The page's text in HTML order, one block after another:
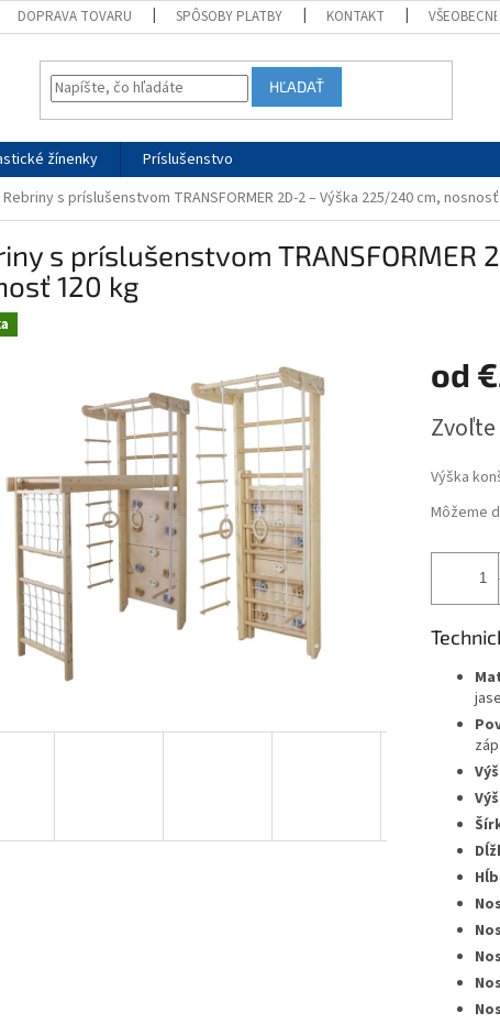
DOPRAVA TOVARU SPÔSOBY PLATBY KONTAKT
HĽADAŤ
žínenky
Príslušenstvo
Rebriny s príslušenstvom TRANSFORMER 2D-2 – Výška 225/240 cm,
s príslušenstvom
120 kg
od
cena:
Výška
Môžeme